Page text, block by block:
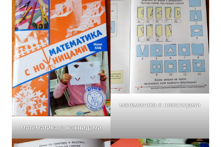
математика с ножницами
математика с ножницами